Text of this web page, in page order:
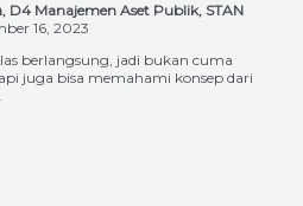
Manajemen Aset Publik, STAN
16, 2023
berlangsung, jadi bukan cuma
juga bisa memahami konsep dari